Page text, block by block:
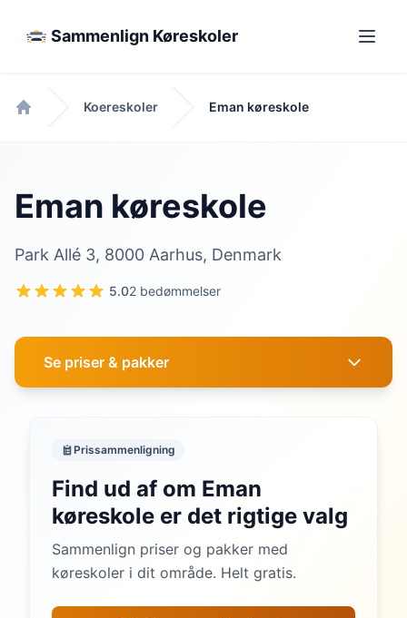
Sammenlign Køreskoler
Forside
Koereskoler Eman køreskole
Eman køreskole
Park Allé 3, 8000 Aarhus, Denmark
5.02 bedømmelser
Se priser & pakker
Prissammenligning
Find ud af om Eman
køreskole er det rigtige valg
Sammenlign priser og pakker med
køreskoler i dit område. Helt gratis.